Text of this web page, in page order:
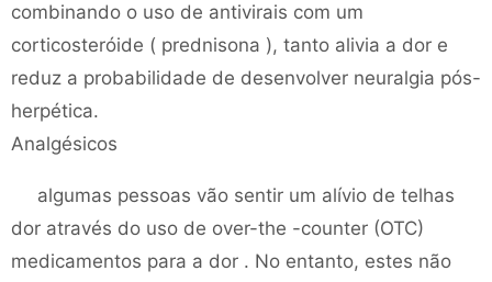
combinando o uso de antivirais com um
corticosteróide ( prednisona ), tanto alivia a dor e
reduz a probabilidade de desenvolver neuralgia pós-
herpética.
Analgésicos
algumas pessoas vão sentir um alívio de telhas
dor através do uso de over-the -counter (OTC)
medicamentos para a dor . No entanto, estes não